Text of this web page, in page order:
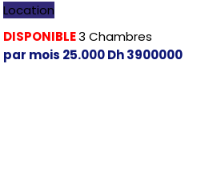
Location
DISPONIBLE3 Chambres
par mois 25.000Dh3900000